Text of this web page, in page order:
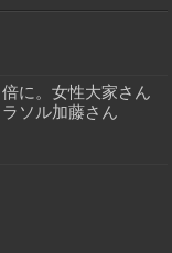
に。女性大家さん
ソル加藤さん